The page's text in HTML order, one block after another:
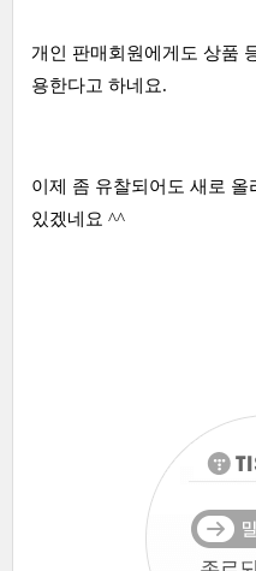
개인 판매회원에게도 상품
용한다고 하네요.
이제 좀 유찰되어도 새로
있겠네요 ^^